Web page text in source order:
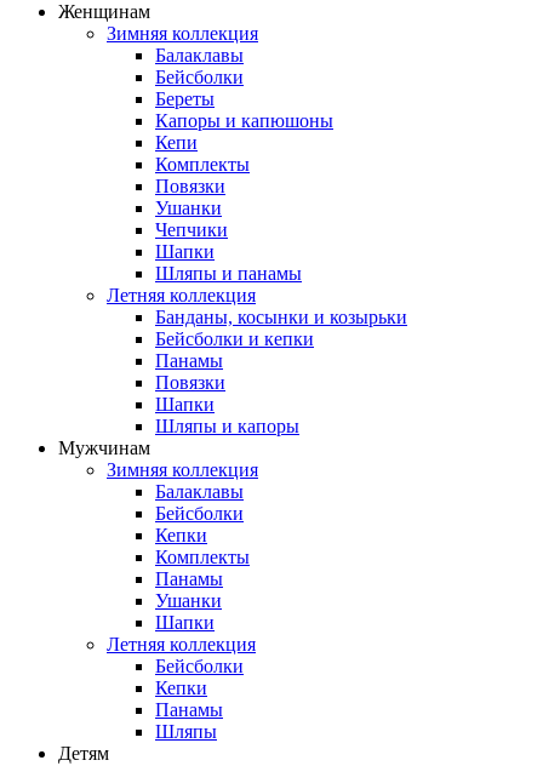
Женщинам
Зимняя коллекция
Балаклавы
Бейсболки
Береты
Капоры и капюшоны
Кепи
Комплекты
Повязки
Ушанки
Чепчики
Шапки
Шляпы и панамы
Летняя коллекция
Банданы, косынки и козырьки
Бейсболки и кепки
Панамы
Повязки
Шапки
Шляпы и капоры
Мужчинам
Зимняя коллекция
Балаклавы
Бейсболки
Кепки
Комплекты
Панамы
Ушанки
Шапки
Летняя коллекция
Бейсболки
Кепки
Панамы
Шляпы
Детям